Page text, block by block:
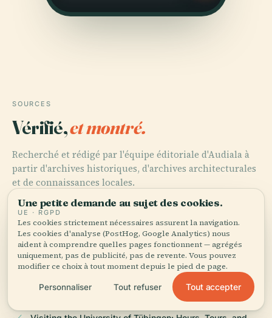
SOURCES
Vérifié,et montré.
Recherché et rédigé par l'équipe éditoriale d'Audiala à
partir d'archives historiques, d'archives architecturales
et de connaissances locales.
Dernière révision : April 2026
Discover the University of Tübingen: A Historical
Landmark and Visitor Destination, 2023, University of
Tübingen
Une petite demande au sujet des cookies.
UE · RGPD
Les cookies strictement nécessaires assurent la navigation.
Les cookies d'analyse (PostHog, Google Analytics) nous
aident à comprendre quelles pages fonctionnent — agrégés
uniquement, pas de publicité, pas de revente. Vous pouvez
modifier ce choix à tout moment depuis le pied de page.
Personnaliser Tout refuser Tout accepter